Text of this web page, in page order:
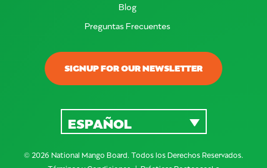
SIGNUP FOR OUR NEWSLETTER
Blog
Preguntas Frecuentes
© 2026 National Mango Board. Todos los Derechos Reservados.
ESPAÑOL